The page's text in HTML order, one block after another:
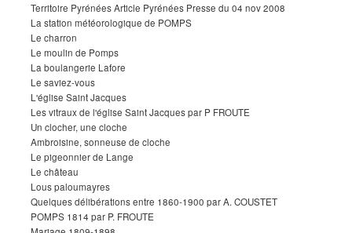
Territoire Pyrénées Article Pyrénées Presse du 04 nov 2008
La station météorologique de POMPS
Le charron
Le moulin de Pomps
La boulangerie Lafore
Le saviez-vous
L'église Saint Jacques
Les vitraux de l'église Saint Jacques par P FROUTE
Un clocher, une cloche
Ambroisine, sonneuse de cloche
Le pigeonnier de Lange
Le château
Lous paloumayres
Quelques délibérations entre 1860-1900 par A. COUSTET
POMPS 1814 par P. FROUTE